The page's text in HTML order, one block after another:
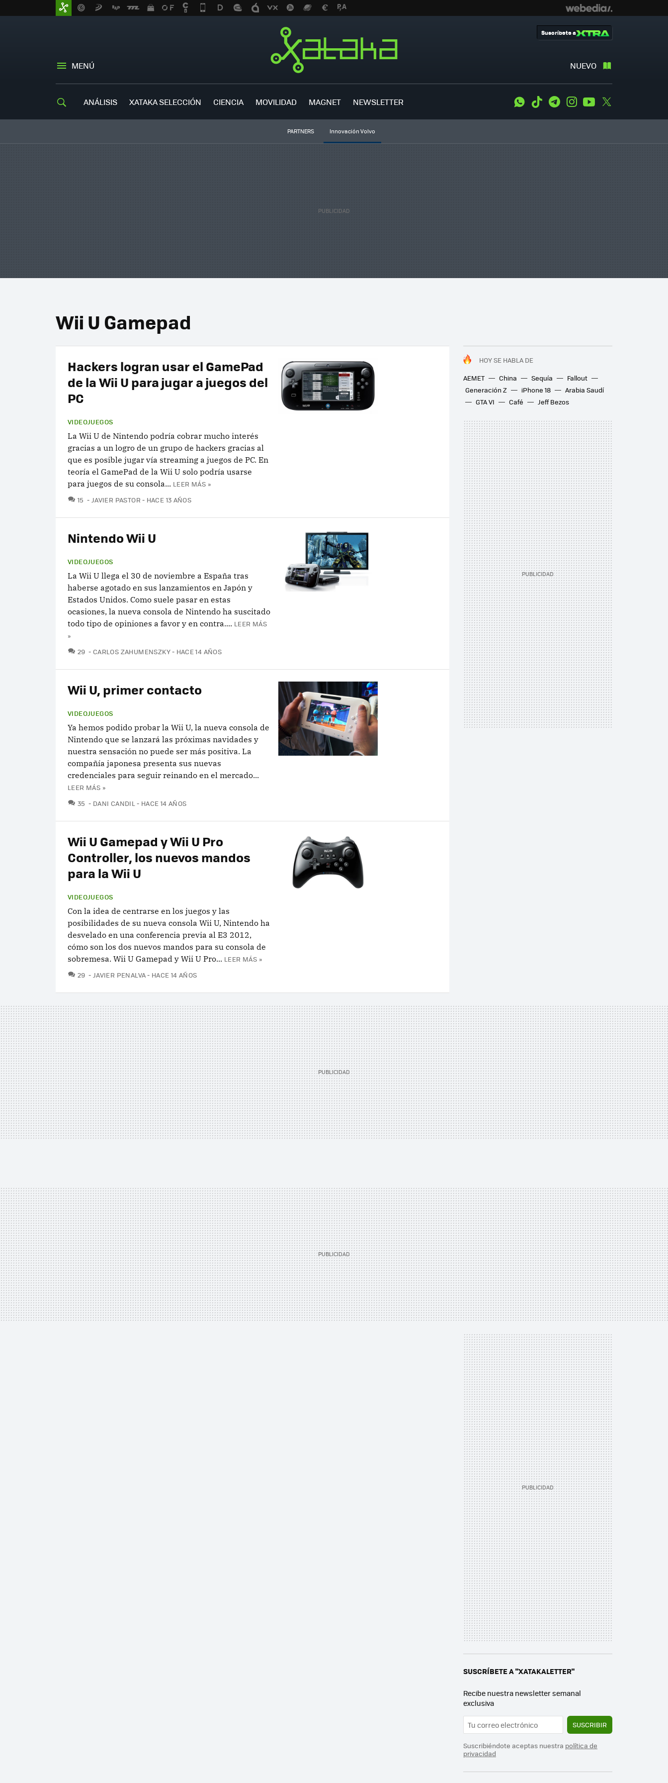
MENÚ NUEVO
Suscríbete a
ANÁLISIS XATAKA SELECCIÓN CIENCIA MOVILIDAD MAGNET NEWSLETTER WhatsApp
Tiktok TelegramInstagramYoutube
PARTNERS Innovación Volvo
Wii U Gamepad
HOY SE HABLA DE
AEMET
China Sequía
Fallout
Generación Z
iPhone 18
Arabia Saudí
GTA VI
Café Jeff Bezos
Hackers logran usar el GamePad
de la Wii U para jugar a juegos del
PC
VIDEOJUEGOS
La Wii U de Nintendo podría cobrar mucho interés
gracias a un logro de un grupo de hackers gracias al
que es posible jugar vía streaming a juegos de PC. En
teoría el GamePad de la Wii U solo podría usarse
para juegos de su consola... LEER MÁS »
15 COMENTARIOS
JAVIER PASTOR HACE 13 AÑOS
Nintendo Wii U
VIDEOJUEGOS
La Wii U llega el 30 de noviembre a España tras
haberse agotado en sus lanzamientos en Japón y
Estados Unidos. Como suele pasar en estas
ocasiones, la nueva consola de Nintendo ha suscitado
todo tipo de opiniones a favor y en contra.... LEER MÁS
»
29 COMENTARIOS
CARLOS ZAHUMENSZKY HACE 14 AÑOS
Wii U, primer contacto
VIDEOJUEGOS
Ya hemos podido probar la Wii U, la nueva consola de
Nintendo que se lanzará las próximas navidades y
nuestra sensación no puede ser más positiva. La
compañía japonesa presenta sus nuevas
credenciales para seguir reinando en el mercado...
LEER MÁS »
35 COMENTARIOS
DANI CANDIL HACE 14 AÑOS
Wii U Gamepad y Wii U Pro
Controller, los nuevos mandos
para la Wii U
VIDEOJUEGOS
Con la idea de centrarse en los juegos y las
posibilidades de su nueva consola Wii U, Nintendo ha
desvelado en una conferencia previa al E3 2012,
cómo son los dos nuevos mandos para su consola de
sobremesa. Wii U Gamepad y Wii U Pro... LEER MÁS »
29 COMENTARIOS
JAVIER PENALVA HACE 14 AÑOS
SUSCRÍBETE A "XATAKALETTER"
Recibe nuestra newsletter semanal
exclusiva
SUSCRIBIR
Suscribiéndote aceptas nuestra política de
privacidad